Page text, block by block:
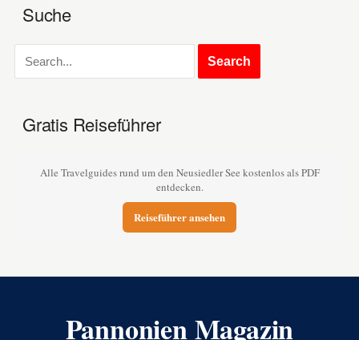
Suche
Gratis Reiseführer
Alle Travelguides rund um den Neusiedler See kostenlos als PDF
entdecken.
Reiseführer ansehen
Pannonien Magazin